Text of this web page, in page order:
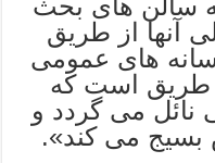
سالن های بحث
آنها از طریق
های عمومی
طریق است که
نائل می گردد و
بسیج می کند».